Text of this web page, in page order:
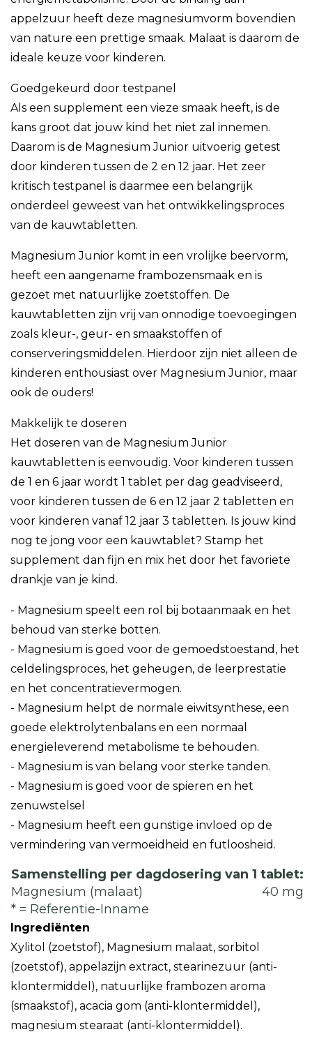
appelzuur heeft deze magnesiumvorm bovendien
van nature een prettige smaak. Malaat is daarom de
ideale keuze voor kinderen.
Goedgekeurd door testpanel
Als een supplement een vieze smaak heeft, is de
kans groot dat jouw kind het niet zal innemen.
Daarom is de Magnesium Junior uitvoerig getest
door kinderen tussen de 2 en 12 jaar. Het zeer
kritisch testpanel is daarmee een belangrijk
onderdeel geweest van het ontwikkelingsproces
van de kauwtabletten.
Magnesium Junior komt in een vrolijke beervorm,
heeft een aangename frambozensmaak en is
gezoet met natuurlijke zoetstoffen. De
kauwtabletten zijn vrij van onnodige toevoegingen
zoals kleur-, geur- en smaakstoffen of
conserveringsmiddelen. Hierdoor zijn niet alleen de
kinderen enthousiast over Magnesium Junior, maar
ook de ouders!
Makkelijk te doseren
Het doseren van de Magnesium Junior
kauwtabletten is eenvoudig. Voor kinderen tussen
de 1 en 6 jaar wordt 1 tablet per dag geadviseerd,
voor kinderen tussen de 6 en 12 jaar 2 tabletten en
voor kinderen vanaf 12 jaar 3 tabletten. Is jouw kind
nog te jong voor een kauwtablet? Stamp het
supplement dan fijn en mix het door het favoriete
drankje van je kind.
- Magnesium speelt een rol bij botaanmaak en het
behoud van sterke botten.
- Magnesium is goed voor de gemoedstoestand, het
celdelingsproces, het geheugen, de leerprestatie
en het concentratievermogen.
- Magnesium helpt de normale eiwitsynthese, een
goede elektrolytenbalans en een normaal
energieleverend metabolisme te behouden.
- Magnesium is van belang voor sterke tanden.
- Magnesium is goed voor de spieren en het
zenuwstelsel
- Magnesium heeft een gunstige invloed op de
vermindering van vermoeidheid en futloosheid.
Samenstelling per dagdosering van 1 tablet:
Magnesium (malaat)
40 mg
* = Referentie-Inname
Ingrediënten
Xylitol (zoetstof), Magnesium malaat, sorbitol
(zoetstof), appelazijn extract, stearinezuur (anti-
klontermiddel), natuurlijke frambozen aroma
(smaakstof), acacia gom (anti-klontermiddel),
magnesium stearaat (anti-klontermiddel).